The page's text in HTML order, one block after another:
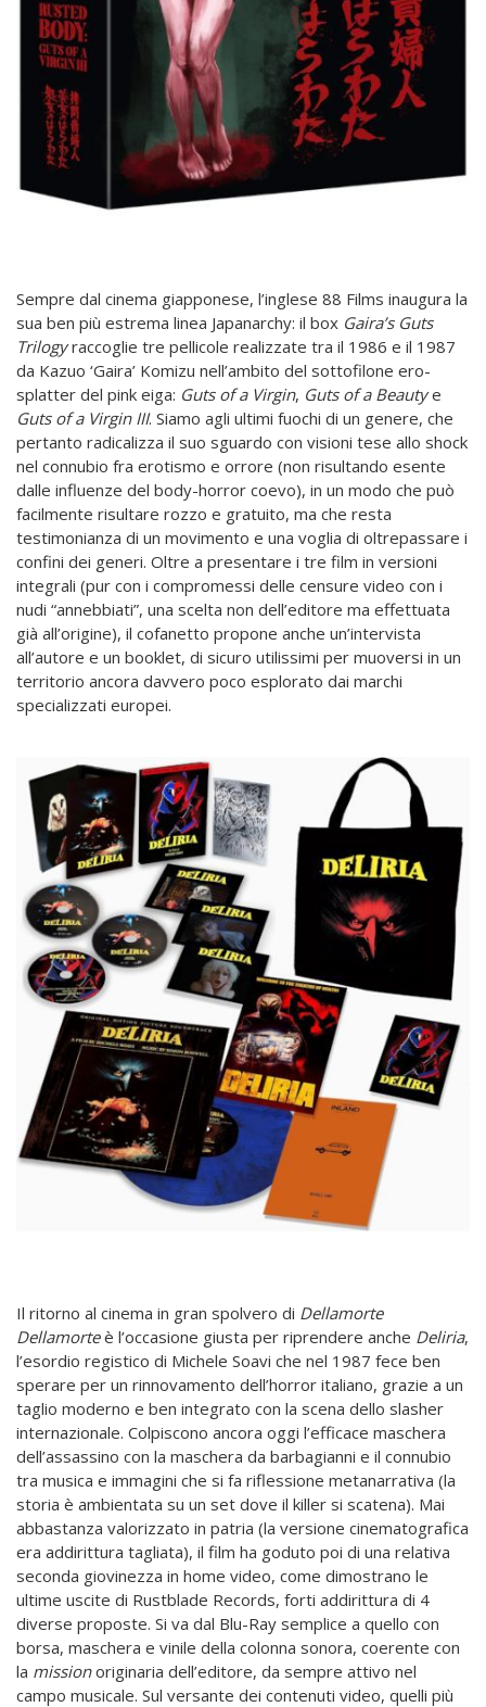
Sempre dal cinema giapponese, l’inglese 88 Films inaugura la
sua ben più estrema linea Japanarchy: il box Gaira’s Guts
Trilogyraccoglie tre pellicole realizzate tra il 1986 e il 1987
da Kazuo ‘Gaira’ Komizu nell’ambito del sottofilone ero-
splatter del pink eiga: Guts of a Virgin, Guts of a Beautye
Guts of a Virgin III. Siamo agli ultimi fuochi di un genere, che
pertanto radicalizza il suo sguardo con visioni tese allo shock
nel connubio fra erotismo e orrore (non risultando esente
dalle influenze del body-horror coevo), in un modo che può
facilmente risultare rozzo e gratuito, ma che resta
testimonianza di un movimento e una voglia di oltrepassare i
confini dei generi. Oltre a presentare i tre film in versioni
integrali (pur con i compromessi delle censure video con i
nudi “annebbiati”, una scelta non dell’editore ma effettuata
già all’origine), il cofanetto propone anche un’intervista
all’autore e un booklet, di sicuro utilissimi per muoversi in un
territorio ancora davvero poco esplorato dai marchi
specializzati europei.
Il ritorno al cinema in gran spolvero di Dellamorte
Dellamorteè l’occasione giusta per riprendere anche Deliria,
l’esordio registico di Michele Soavi che nel 1987 fece ben
sperare per un rinnovamento dell’horror italiano, grazie a un
taglio moderno e ben integrato con la scena dello slasher
internazionale. Colpiscono ancora oggi l’efficace maschera
dell’assassino con la maschera da barbagianni e il connubio
tra musica e immagini che si fa riflessione metanarrativa (la
storia è ambientata su un set dove il killer si scatena). Mai
abbastanza valorizzato in patria (la versione cinematografica
era addirittura tagliata), il film ha goduto poi di una relativa
seconda giovinezza in home video, come dimostrano le
ultime uscite di Rustblade Records, forti addirittura di 4
diverse proposte. Si va dal Blu-Ray semplice a quello con
borsa, maschera e vinile della colonna sonora, coerente con
la missionoriginaria dell’editore, da sempre attivo nel
campo musicale. Sul versante dei contenuti video, quelli più